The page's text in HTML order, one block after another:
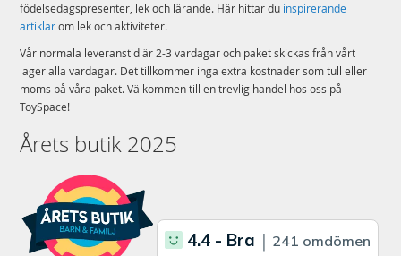
födelsedagspresenter, lek och lärande. Här hittar du inspirerande
artiklarom lek och aktiviteter.
Vår normala leveranstid är 2-3 vardagar och paket skickas från vårt
lager alla vardagar. Det tillkommer inga extra kostnader som tull eller
moms på våra paket. Välkommen till en trevlig handel hos oss på
ToySpace!
Årets butik 2025